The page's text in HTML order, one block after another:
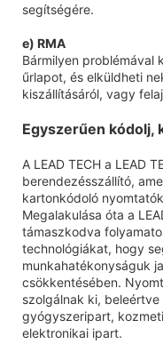
segítségére.
e) RMA
Bármilyen problémával
űrlapot, és elküldheti
kiszállításáról, vagy
Egyszerűen kódolj,
A LEAD TECH a LEAD
berendezésszállító,
kartonkódoló
Megalakulása óta a
támaszkodva
technológiákat, hogy
munkahatékonyságuk
csökkentésében.
szolgálnak ki,
gyógyszeripart,
elektronikai ipart.